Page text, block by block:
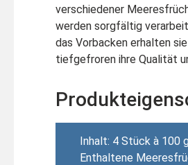
verschiedener
werden sorgfältig
das Vorbacken erhalten
tiefgefroren ihre Qualität
Inhalt: 4 Stück à 100
Enthaltene